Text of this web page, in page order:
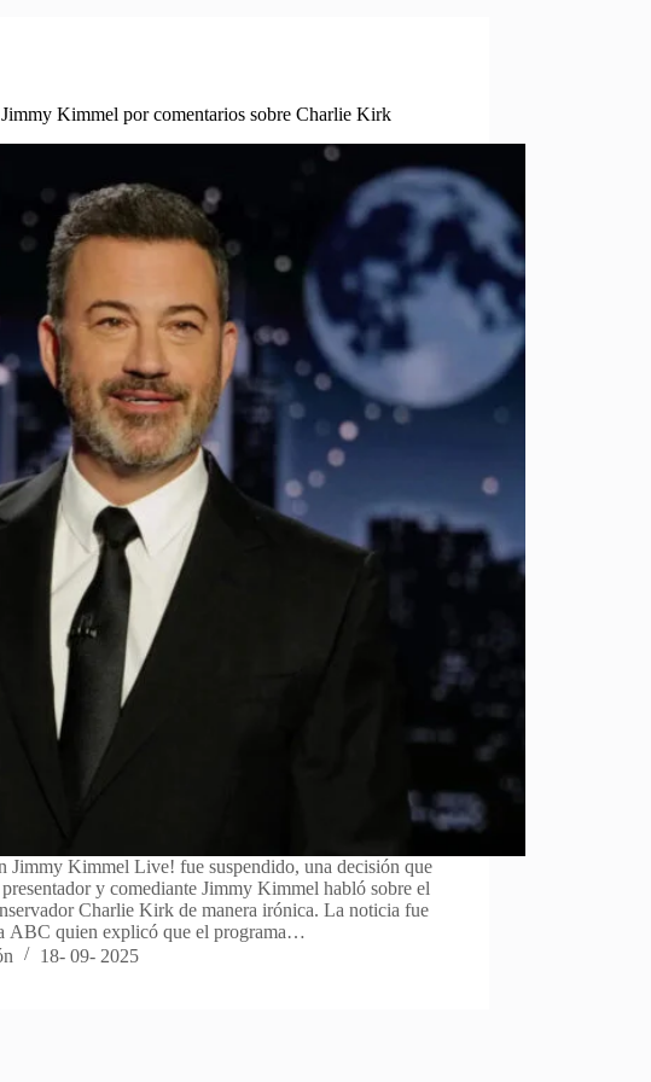
Jimmy Kimmel por comentarios sobre Charlie Kirk
Jimmy Kimmel Live! fue suspendido, una decisión que
y comediante Jimmy Kimmel habló sobre el
Charlie Kirk de manera irónica. La noticia fue
ABC quien explicó que el programa…
18- 09- 2025